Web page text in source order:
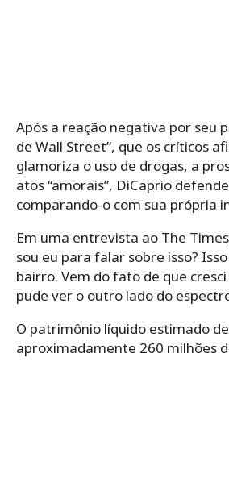
Após a reação negativa por seu
de Wall Street”, que os críticos
glamoriza o uso de drogas, a
atos “amorais”, DiCaprio
comparando-o com sua própria
Em uma entrevista ao The
sou eu para falar sobre isso?
bairro. Vem do fato de que
pude ver o outro lado do
O patrimônio líquido estimado
aproximadamente 260 milhões